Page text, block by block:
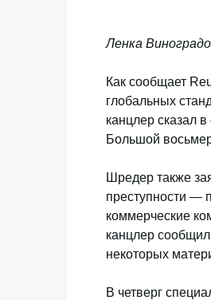
Ленка
Как сообщает
глобальных
канцлер сказал
Большой
Шредер также
преступности —
коммерческие
канцлер
некоторых
В четверг